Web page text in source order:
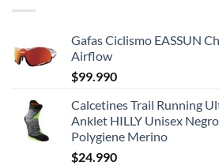
Gafas Ciclismo EASSUN
Airflow
$99.990
Calcetines Trail Running
Anklet HILLY Unisex
Polygiene Merino
$24.990